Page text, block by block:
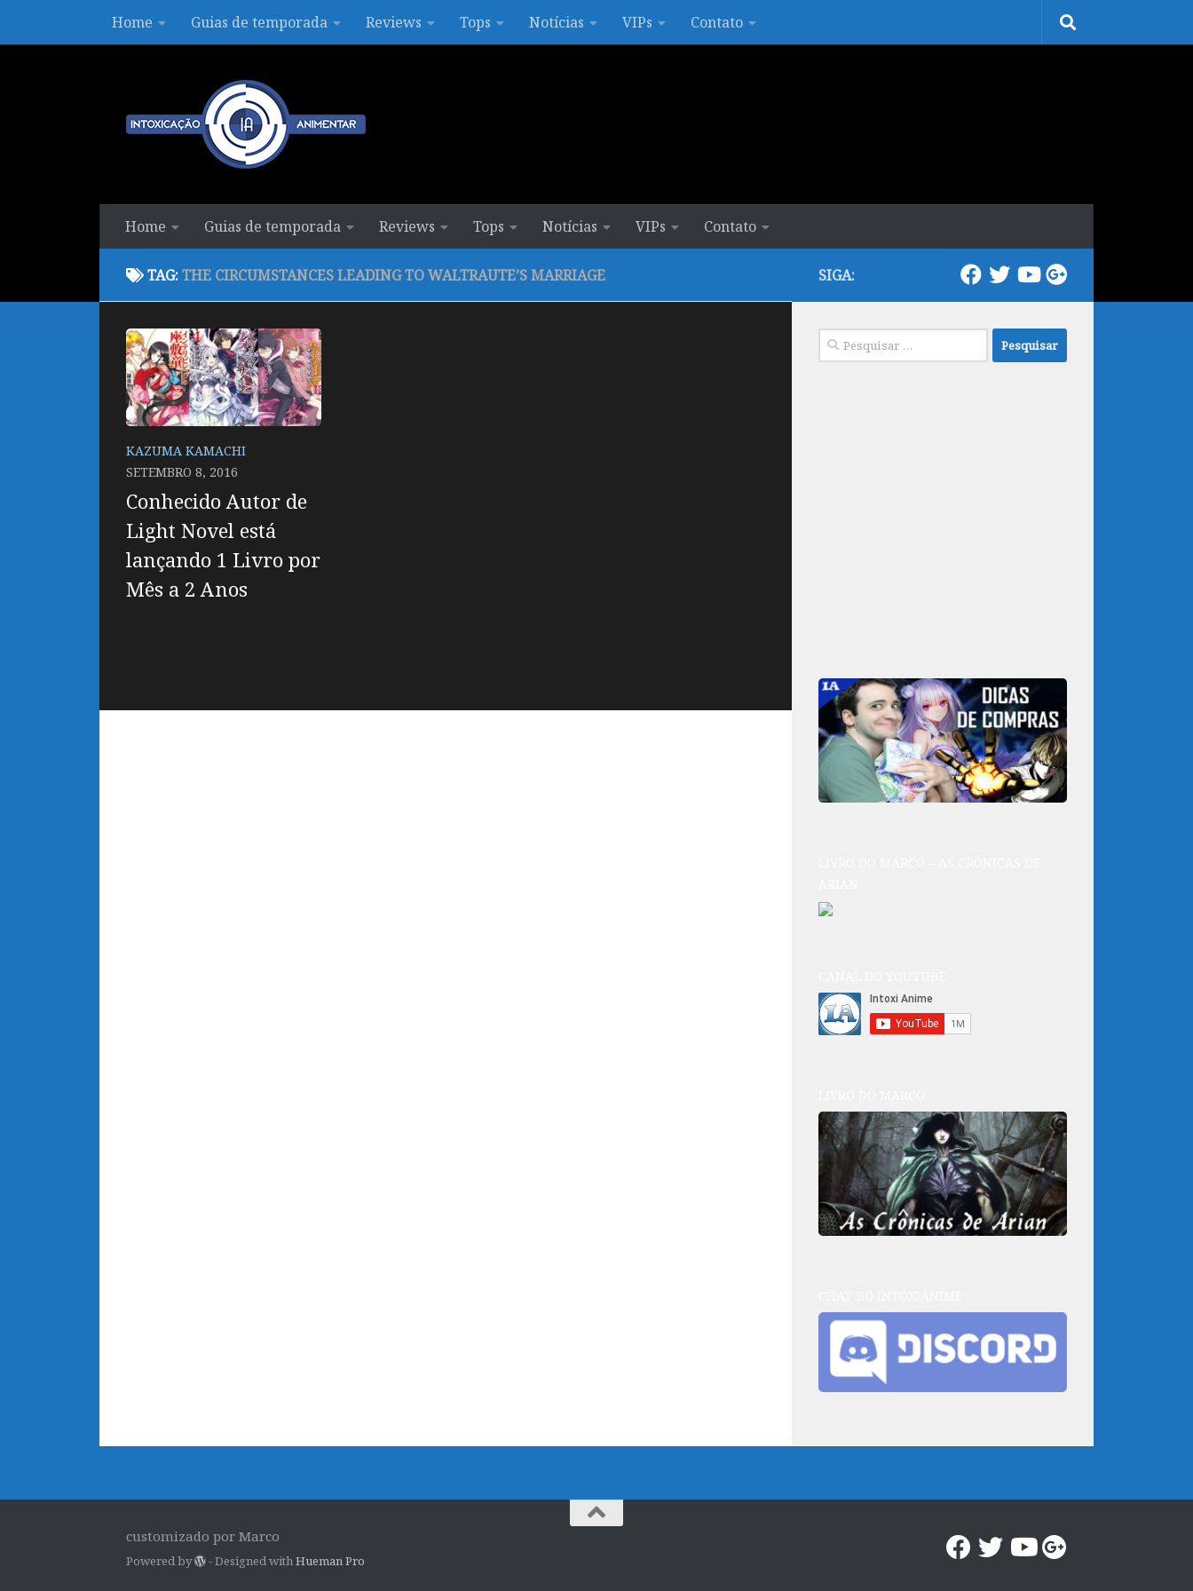
Skip to contentHome Guias de temporada Reviews Tops Notícias VIPs Contato
Home Guias de temporada Reviews Tops Notícias VIPs Contato
TAG:THE CIRCUMSTANCES LEADING TO WALTRAUTE’S MARRIAGE
KAZUMA KAMACHI
SETEMBRO 8, 2016
Conhecido Autor de
Light Novel está
lançando 1 Livro por
Mês a 2 Anos
SIGA:
Pesquisar
por:
customizado por Marco
Powered by - Designed withHueman Pro